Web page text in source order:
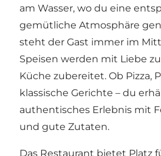
am Wasser, wo du eine
gemütliche Atmosphäre
steht der Gast immer im
Speisen werden mit Liebe
Küche zubereitet. Ob Pizza,
klassische Gerichte – du
authentisches Erlebnis mit
und gute Zutaten.
Das Restaurant bietet Platz